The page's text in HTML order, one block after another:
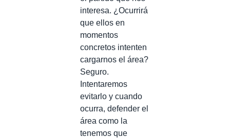
interesa. ¿Ocurrirá
que ellos en
momentos
concretos intenten
cargarnos el área?
Seguro.
Intentaremos
evitarlo y cuando
ocurra, defender el
área como la
tenemos que